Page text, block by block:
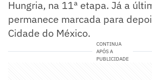
Hungria, na 11ª etapa. Já a
permanece marcada para
Cidade do México.
CONTINUA
APÓS A
PUBLICIDADE